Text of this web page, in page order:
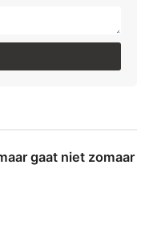
gaat niet zomaar